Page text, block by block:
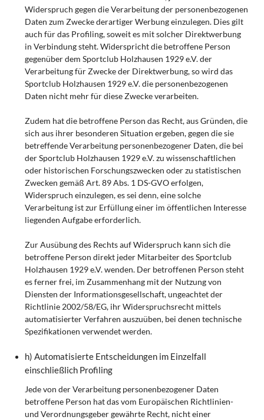
Widerspruch gegen die Verarbeitung der personenbezogenen
Daten zum Zwecke derartiger Werbung einzulegen. Dies gilt
auch für das Profiling, soweit es mit solcher Direktwerbung
in Verbindung steht. Widerspricht die betroffene Person
gegenüber dem Sportclub Holzhausen 1929 e.V. der
Verarbeitung für Zwecke der Direktwerbung, so wird das
Sportclub Holzhausen 1929 e.V. die personenbezogenen
Daten nicht mehr für diese Zwecke verarbeiten.
Zudem hat die betroffene Person das Recht, aus Gründen, die
sich aus ihrer besonderen Situation ergeben, gegen die sie
betreffende Verarbeitung personenbezogener Daten, die bei
der Sportclub Holzhausen 1929 e.V. zu wissenschaftlichen
oder historischen Forschungszwecken oder zu statistischen
Zwecken gemäß Art. 89 Abs. 1 DS-GVO erfolgen,
Widerspruch einzulegen, es sei denn, eine solche
Verarbeitung ist zur Erfüllung einer im öffentlichen Interesse
liegenden Aufgabe erforderlich.
Zur Ausübung des Rechts auf Widerspruch kann sich die
betroffene Person direkt jeder Mitarbeiter des Sportclub
Holzhausen 1929 e.V. wenden. Der betroffenen Person steht
es ferner frei, im Zusammenhang mit der Nutzung von
Diensten der Informationsgesellschaft, ungeachtet der
Richtlinie 2002/58/EG, ihr Widerspruchsrecht mittels
automatisierter Verfahren auszuüben, bei denen technische
Spezifikationen verwendet werden.
h) Automatisierte Entscheidungen im Einzelfall
einschließlich Profiling
Jede von der Verarbeitung personenbezogener Daten
betroffene Person hat das vom Europäischen Richtlinien-
und Verordnungsgeber gewährte Recht, nicht einer